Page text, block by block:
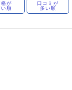
格が
い順
口コミが
多い順